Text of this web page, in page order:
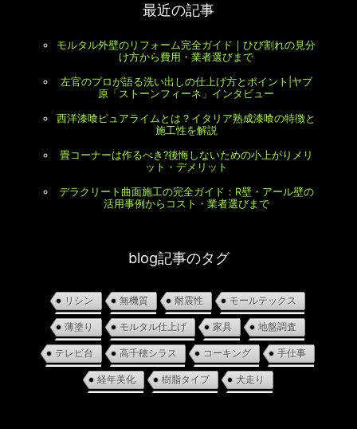
最近の記事
モルタル外壁のリフォーム完全ガイド｜ひび割れの見分
け方から費用・業者選びまで
左官のプロが語る洗い出しの仕上げ方とポイント|ヤブ
原「ストーンフィーネ」インタビュー
西洋漆喰ピュアライムとは？イタリア熟成漆喰の特徴と
施工性を解説
畳コーナーは作るべき?後悔しないための小上がりメリ
ット・デメリット
デラクリート曲面施工の完全ガイド：R壁・アール壁の
活用事例からコスト・業者選びまで
blog記事のタグ
リシン 無機質 耐震性 モールテックス
薄塗り モルタル仕上げ 家具 地盤調査
テレビ台 高千穂シラス コーキング 手仕事
経年美化 樹脂タイプ 犬走り